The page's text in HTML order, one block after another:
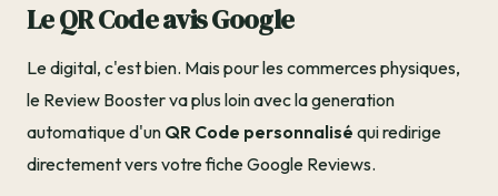
Le QR Code avis Google
Le digital, c'est bien. Mais pour les commerces physiques,
le Review Booster va plus loin avec la generation
automatique d'un QR Code personnalisé qui redirige
directement vers votre fiche Google Reviews.